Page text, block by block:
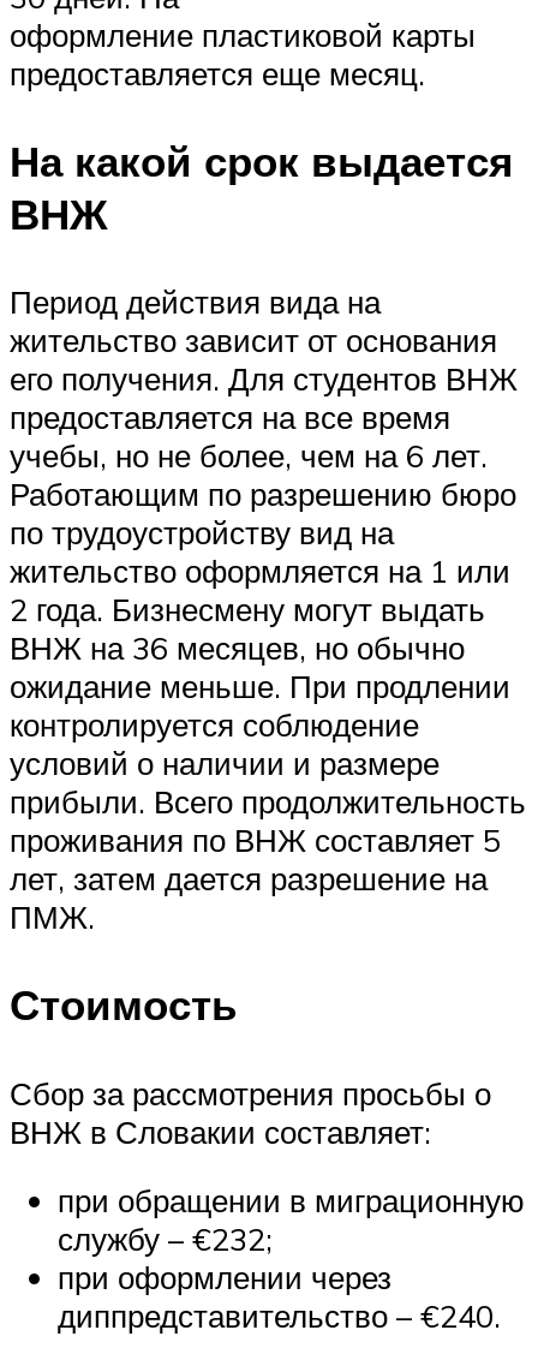
оформление пластиковой карты
предоставляется еще месяц.
На какой срок выдается
ВНЖ
Период действия вида на
жительство зависит от основания
его получения. Для студентов ВНЖ
предоставляется на все время
учебы, но не более, чем на 6 лет.
Работающим по разрешению бюро
по трудоустройству вид на
жительство оформляется на 1 или
2 года. Бизнесмену могут выдать
ВНЖ на 36 месяцев, но обычно
ожидание меньше. При продлении
контролируется соблюдение
условий о наличии и размере
прибыли. Всего продолжительность
проживания по ВНЖ составляет 5
лет, затем дается разрешение на
ПМЖ.
Стоимость
Сбор за рассмотрения просьбы о
ВНЖ в Словакии составляет:
при обращении в миграционную
службу – €232;
при оформлении через
диппредставительство – €240.